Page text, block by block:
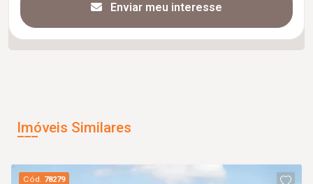
Enviar meu interesse
Imóveis Similares
Cód. 78279